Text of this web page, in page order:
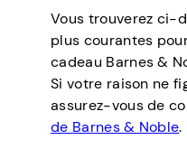
Vous trouverez ci-
plus courantes
cadeau Barnes &
Si votre raison ne
assurez-vous de
de Barnes & Noble.